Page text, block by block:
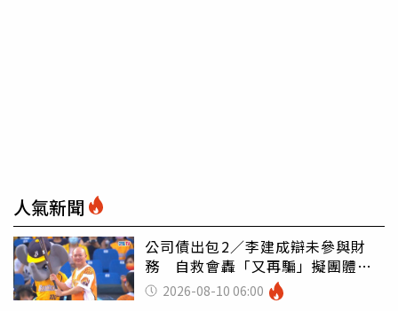
人氣新聞
公司債出包2／李建成辯未參與財
務 自救會轟「又再騙」擬團體訴
訟 2026-08-10 06:00